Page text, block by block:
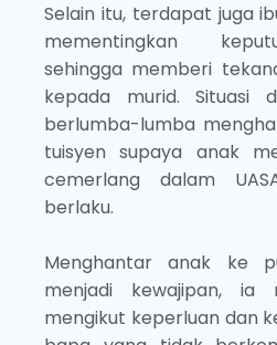
Selain itu, terdapat juga
mementingkan
sehingga memberi
kepada murid. Situasi
berlumba-lumba
tuisyen supaya anak
cemerlang dalam
berlaku.
Menghantar anak ke
menjadi kewajipan, ia
mengikut keperluan dan